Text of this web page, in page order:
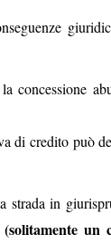
di credito può
strada in
(solitamente